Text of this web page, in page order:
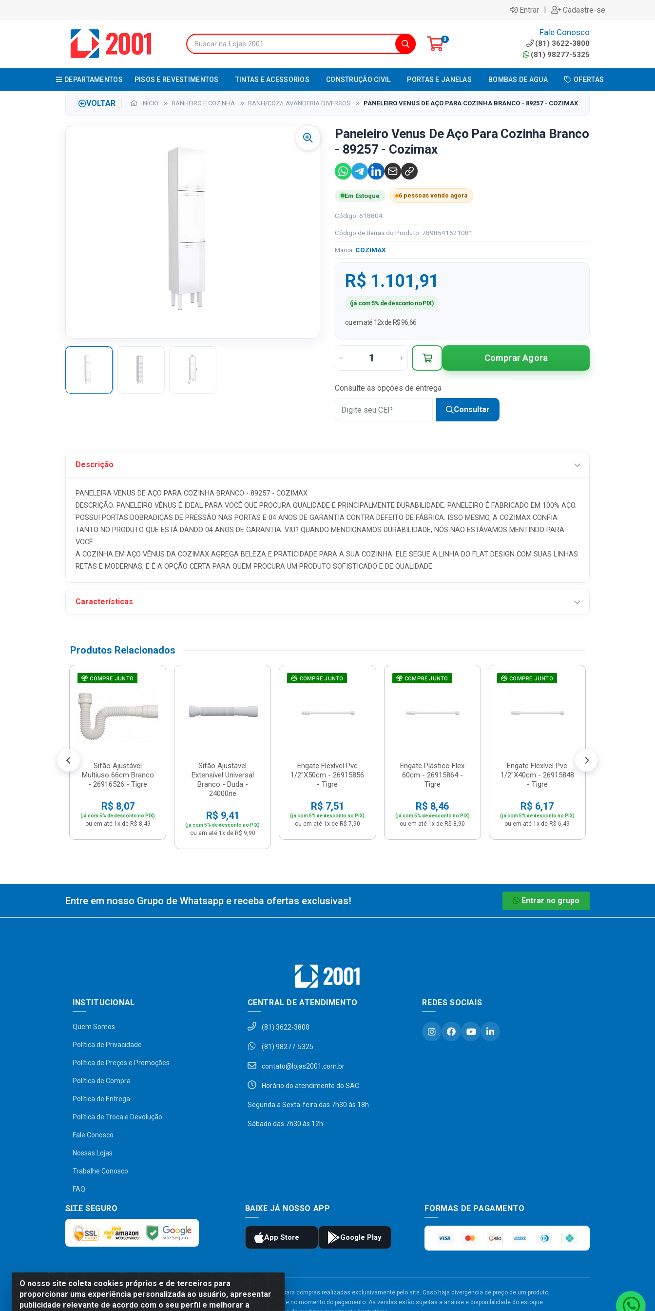
Entrar | Cadastre-se
0
Fale Conosco
(81) 3622-3800
(81) 98277-5325
DEPARTAMENTOS PISOS E REVESTIMENTOS TINTAS E ACESSORIOS CONSTRUÇÃO CIVIL PORTAS E JANELAS BOMBAS DE AGUA OFERTAS
VOLTAR INÍCIO BANHEIRO E COZINHA BANH/COZ/LAVANDERIA DIVERSOS PANELEIRO VENUS DE AÇO PARA COZINHA BRANCO - 89257 - COZIMAX
Paneleiro Venus De Aço Para Cozinha Branco
- 89257 - Cozimax
Em Estoque 6 pessoas vendo agora
Código: 618804
Código de Barras do Produto: 7898541621081
Marca: COZIMAX
R$ 1.101,91
(já com 5% de desconto no PIX)
ou em até 12x de R$ 96,66
Comprar Agora
Consulte as opções de entrega
Consultar
Descrição
PANELEIRA VENUS DE AÇO PARA COZINHA BRANCO - 89257 - COZIMAX
DESCRIÇÃO: PANELEIRO VÊNUS É IDEAL PARA VOCÊ QUE PROCURA QUALIDADE E PRINCIPALMENTE DURABILIDADE. PANELEIRO É FABRICADO EM 100% AÇO.
POSSUI PORTAS DOBRADIÇAS DE PRESSÃO NAS PORTAS E 04 ANOS DE GARANTIA CONTRA DEFEITO DE FÁBRICA. ISSO MESMO, A COZIMAX CONFIA
TANTO NO PRODUTO QUE ESTÁ DANDO 04 ANOS DE GARANTIA. VIU? QUANDO MENCIONAMOS DURABILIDADE, NÓS NÃO ESTÁVAMOS MENTINDO PARA
VOCÊ.
A COZINHA EM AÇO VÊNUS DA COZIMAX AGREGA BELEZA E PRATICIDADE PARA A SUA COZINHA. ELE SEGUE A LINHA DO FLAT DESIGN COM SUAS LINHAS
RETAS E MODERNAS, E É A OPÇÃO CERTA PARA QUEM PROCURA UM PRODUTO SOFISTICADO E DE QUALIDADE
Características
Produtos Relacionados
COMPRE JUNTO
Sifão Ajustável
Multiuso 66cm Branco
- 26916526 - Tigre
R$ 8,07
(já com 5% de desconto no PIX)
ou em até 1x de R$ 8,49
Sifão Ajustável
Extensível Universal
Branco - Duda -
24000ne
R$ 9,41
(já com 5% de desconto no PIX)
ou em até 1x de R$ 9,90
COMPRE JUNTO
Engate Flexível Pvc
1/2"X50cm - 26915856
- Tigre
R$ 7,51
(já com 5% de desconto no PIX)
ou em até 1x de R$ 7,90
COMPRE JUNTO
Engate Plástico Flex
60cm - 26915864 -
Tigre
R$ 8,46
(já com 5% de desconto no PIX)
ou em até 1x de R$ 8,90
COMPRE JUNTO
Engate Flexível Pvc
1/2"X40cm - 26915848
- Tigre
R$ 6,17
(já com 5% de desconto no PIX)
ou em até 1x de R$ 6,49
O nosso site coleta cookies próprios e de terceiros para
proporcionar uma experiência personalizada ao usuário, apresentar
publicidade relevante de acordo com o seu perfil e melhorar a
Entre em nosso Grupo de Whatsapp e receba ofertas exclusivas! Entrar no grupo
INSTITUCIONAL
Quem Somos
Política de Privacidade
Política de Preços e Promoções
Política de Compra
Política de Entrega
Política de Troca e Devolução
Fale Conosco
Nossas Lojas
Trabalhe Conosco
FAQ
CENTRAL DE ATENDIMENTO
(81) 3622-3800
(81) 98277-5325
contato@lojas2001.com.br
Horário do atendimento do SAC
Segunda a Sexta-feira das 7h30 às 18h
Sábado das 7h30 às 12h
REDES SOCIAIS
SITE SEGURO BAIXE JÁ NOSSO APP FORMAS DE PAGAMENTO
Preços, promoções, condições de pagamento e frete são válidos para compras realizadas exclusivamente pelo site. Caso haja divergência de preço de um produto,
será válido o preço que for exibido no carrinho de compras do site no momento do pagamento. As vendas estão sujeitas a análise e disponibilidade do estoque.